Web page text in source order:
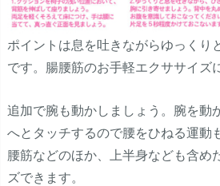
ポイントは息を吐きながらゆっくり
です。腸腰筋のお手軽エクササイズ
追加で腕も動かしましょう。腕を動
へとタッチするので腰をひねる運動
腰筋などのほか、上半身なども含め
ズできます。